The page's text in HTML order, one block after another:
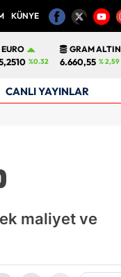
KÜNYE
EURO
%0.32
GRAM ALTIN
6.660,55 % 2,59
CANLI YAYINLAR
maliyet ve